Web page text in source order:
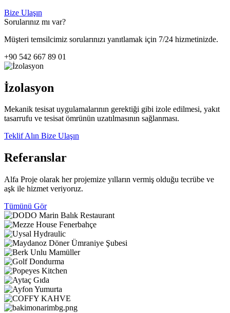
Bize Ulaşın
Sorularınız mı var?
Müşteri temsilcimiz sorularınızı yanıtlamak için 7/24 hizmetinizde.
+90 542 667 89 01
İzolasyon
Mekanik tesisat uygulamalarının gerektiği gibi izole edilmesi, yakıt
tasarrufu ve tesisat ömrünün uzatılmasının sağlanması.
Teklif Alın Bize Ulaşın
Referanslar
Alfa Proje olarak her projemize yılların vermiş olduğu tecrübe ve
aşk ile hizmet veriyoruz.
Tümünü Gör